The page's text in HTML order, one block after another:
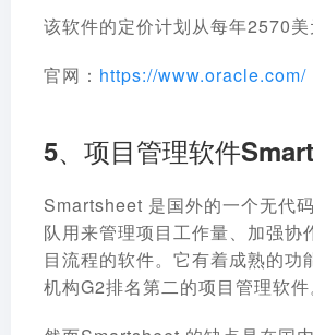
该软件的定价计划从每年2570美
官网： https://www.oracle.com/
5、项目管理软件
Smartsheet 是国外的一个无代
队用来管理项目工作量、加强协
目流程的软件。它有着成熟的功
机构G2排名第二的项目管理软件